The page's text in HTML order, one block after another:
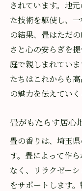
されています。地
た技術を駆使し、
の結果、畳はただ
さと心の安らぎを
庭で親しまれてい
たちはこれからも
の魅力を伝えていく
畳がもたらす居心
畳の香りは、埼玉
す。畳によって作
なく、リラクゼー
をサポートします